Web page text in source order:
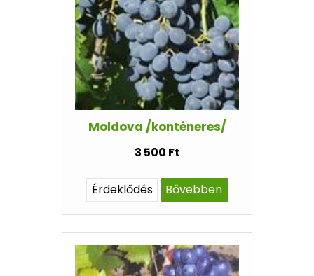
Moldova /konténeres/
3 500 Ft
Érdeklődés Bővebben